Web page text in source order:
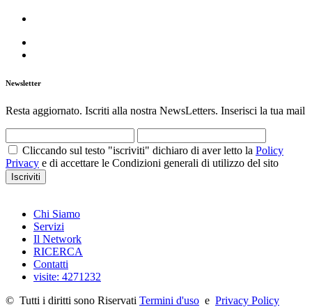
Newsletter
Resta aggiornato. Iscriti alla nostra NewsLetters. Inserisci la tua mail
Cliccando sul testo "iscriviti" dichiaro di aver letto la Policy
Privacy e di accettare le Condizioni generali di utilizzo del sito
Iscriviti
Chi Siamo
Servizi
Il Network
RICERCA
Contatti
visite: 4271232
© Tutti i diritti sono Riservati Termini d'uso e Privacy Policy